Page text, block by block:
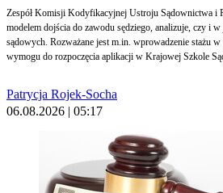
Zespół Komisji Kodyfikacyjnej Ustroju Sądownictwa i
modelem dojścia do zawodu sędziego, analizuje, czy i
sądowych. Rozważane jest m.in. wprowadzenie stażu
wymogu do rozpoczęcia aplikacji w Krajowej Szkole
zrezygnować, część, że to psucie systemu, który dobrze
Patrycja Rojek-Socha
06.08.2026 | 05:17